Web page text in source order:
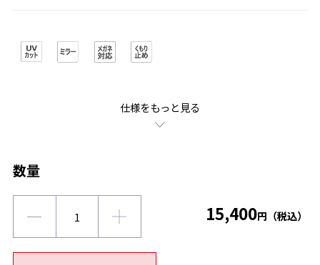
仕様をもっと見る
数量
15,400円（税込）